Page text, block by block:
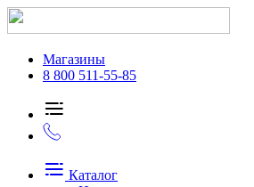
Магазины
8 800 511-55-85
Каталог